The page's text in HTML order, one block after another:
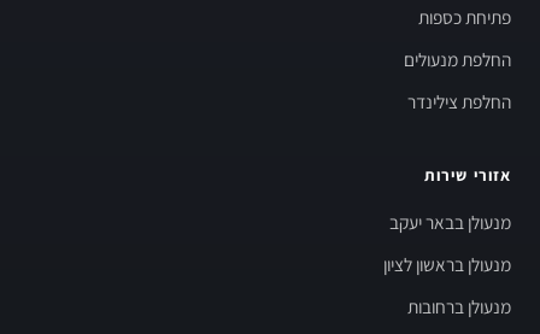
פתיחת כספות
החלפת מנעולים
החלפת צילינדר
אזורי שירות
מנעולן בבאר יעקב
מנעולן בראשון לציון
מנעולן ברחובות